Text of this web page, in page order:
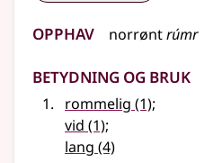
Opphav norrøntrúmr
Betydning og bruk
rommelig (1);
vid (1);
lang (4)